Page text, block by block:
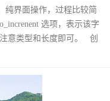
纯界面操作，过程比较简
选项，表示该字
意类型和长度即可。 创